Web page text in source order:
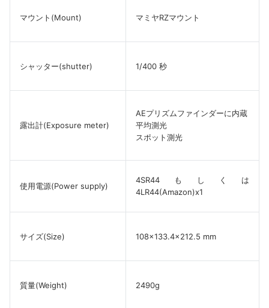
マウント(Mount) マミヤRZマウント
シャッター(shutter) 1/400 秒
露出計(Exposure meter)
AEプリズムファインダーに内蔵
平均測光
スポット測光
使用電源(Power supply)
4SR44もしくは
4LR44(Amazon)x1
サイズ(Size) 108×133.4×212.5 mm
質量(Weight) 2490g